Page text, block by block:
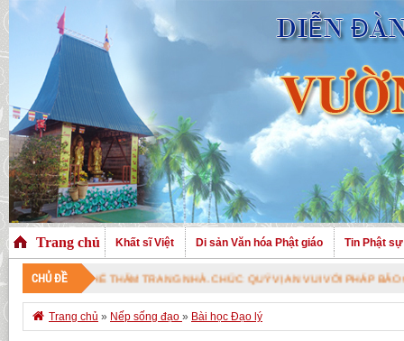
Trang chủ Khất sĩ Việt Di sản Văn hóa Phật giáo Tin Phật sự
CHỦ ĐỀ
ĐÃ GHÉ THĂM TRANG NHÀ. CHÚC QUÝ VỊ AN VUI VỚI PHÁP BẢO CAO QUÝ
 Trang chủ » Nếp sống đạo » Bài học Đạo lý